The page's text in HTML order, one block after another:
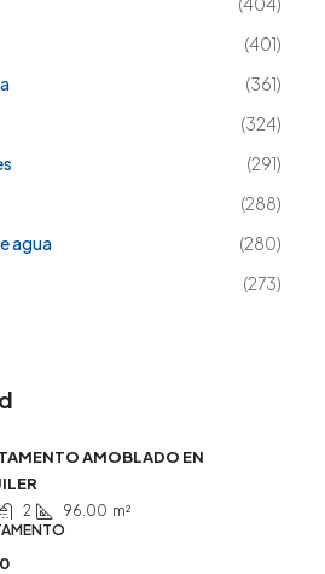
(401)
(361)
(324)
(291)
(288)
agua
(280)
(273)
AMOBLADO EN
2 96.00 m²